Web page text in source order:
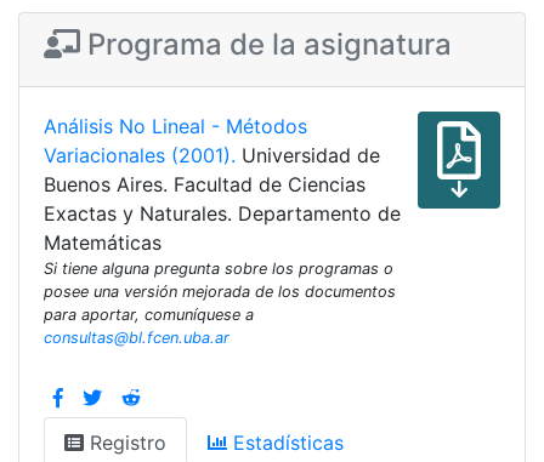
Programa de la asignatura
Análisis No Lineal - Métodos
Variacionales (2001). Universidad de
Buenos Aires. Facultad de Ciencias
Exactas y Naturales. Departamento de
Matemáticas
Si tiene alguna pregunta sobre los programas o
posee una versión mejorada de los documentos
para aportar, comuníquese a
consultas@bl.fcen.uba.ar
Registro Estadísticas